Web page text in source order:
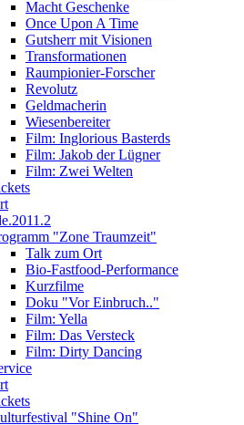
Macht Geschenke
Once Upon A Time
Gutsherr mit Visionen
Transformationen
Raumpionier-Forscher
Revolutz
Geldmacherin
Wiesenbereiter
Film: Inglorious Basterds
Film: Jakob der Lügner
Film: Zwei Welten
"Zone Traumzeit"
Talk zum Ort
Bio-Fastfood-Performance
Kurzfilme
Doku "Vor Einbruch.."
Film: Yella
Film: Das Versteck
Film: Dirty Dancing
"Shine On"